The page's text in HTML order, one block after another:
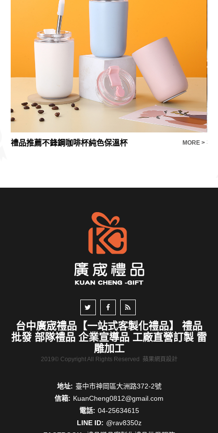
禮品推薦不鋒鋼咖啡杯純色保溫杯 MORE >
台中廣宬禮品【一站式客製化禮品】 禮品
批發 部隊禮品 企業宣導品 工廠直營訂製 雷
雕加工
2019© Copyright All Rights Reserved 蘋果網頁設計
地址: 臺中市神岡區大洲路372-2號
信箱: KuanCheng0812@gmail.com
電話: 04-25634615
LINE ID: @rav8350z